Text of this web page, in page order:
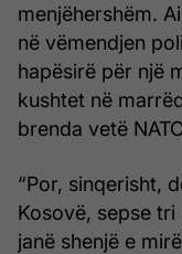
menjëhershëm.
në vëmendjen
hapësirë për një
kushtet në
brenda vetë
“Por, sinqerisht,
Kosovë, sepse tri
janë shenjë e